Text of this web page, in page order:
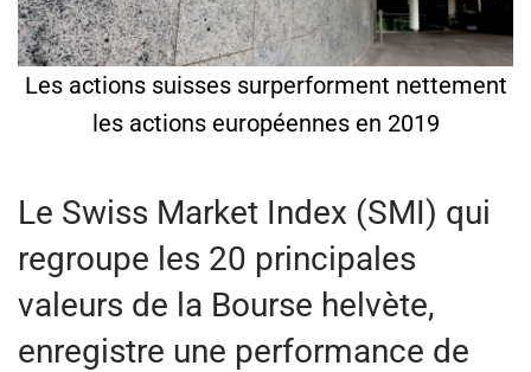
Les actions suisses surperforment nettement
les actions européennes en 2019
Le Swiss Market Index (SMI) qui
regroupe les 20 principales
valeurs de la Bourse helvète,
enregistre une performance de